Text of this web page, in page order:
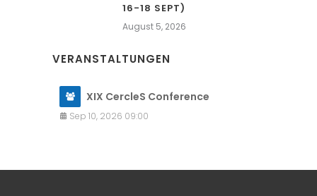
16-18 SEPT)
August 5, 2026
VERANSTALTUNGEN
XIX CercleS Conference
Sep 10, 2026 09:00